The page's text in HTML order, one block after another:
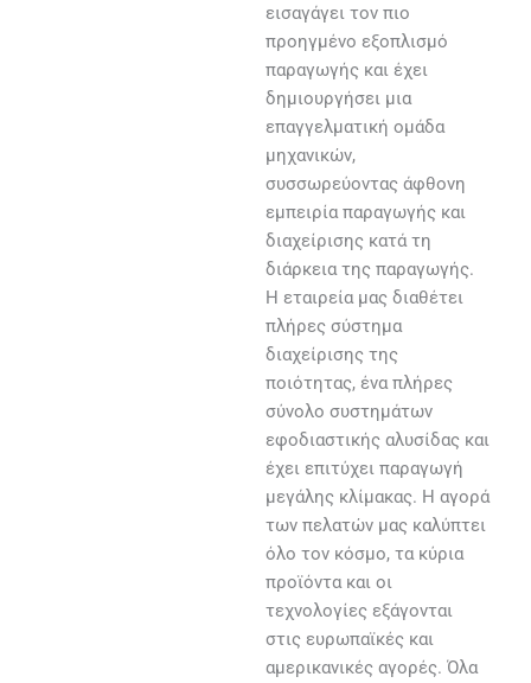
εισαγάγει τον πιο
προηγμένο εξοπλισμό
παραγωγής και έχει
δημιουργήσει μια
επαγγελματική ομάδα
μηχανικών,
συσσωρεύοντας άφθονη
εμπειρία παραγωγής και
διαχείρισης κατά τη
διάρκεια της παραγωγής.
Η εταιρεία μας διαθέτει
πλήρες σύστημα
διαχείρισης της
ποιότητας, ένα πλήρες
σύνολο συστημάτων
εφοδιαστικής αλυσίδας και
έχει επιτύχει παραγωγή
μεγάλης κλίμακας. Η αγορά
των πελατών μας καλύπτει
όλο τον κόσμο, τα κύρια
προϊόντα και οι
τεχνολογίες εξάγονται
στις ευρωπαϊκές και
αμερικανικές αγορές. Όλα